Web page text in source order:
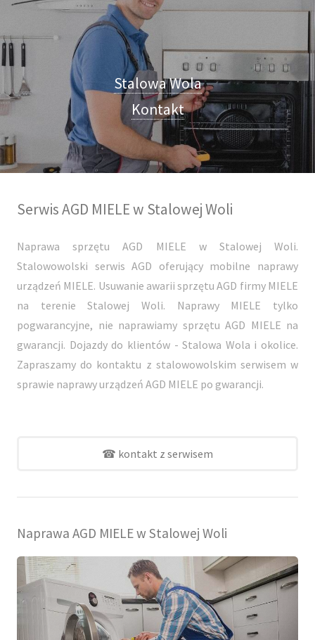
Stalowa Wola
Kontakt
Serwis AGD MIELE w Stalowej Woli
Naprawa sprzętu AGD MIELE w Stalowej Woli.
Stalowowolski serwis AGD oferujący mobilne naprawy
urządzeń MIELE. Usuwanie awarii sprzętu AGD firmy MIELE
na terenie Stalowej Woli. Naprawy MIELE tylko
pogwarancyjne, nie naprawiamy sprzętu AGD MIELE na
gwarancji. Dojazdy do klientów - Stalowa Wola i okolice.
Zapraszamy do kontaktu z stalowowolskim serwisem w
sprawie naprawy urządzeń AGD MIELE po gwarancji.
☎ kontakt z serwisem
Naprawa AGD MIELE w Stalowej Woli